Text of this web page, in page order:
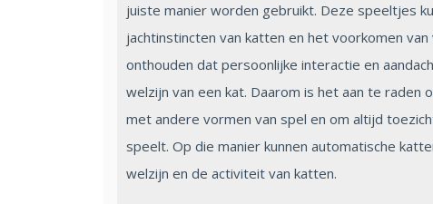
juiste manier worden gebruikt. Deze speeltjes
jachtinstincten van katten en het voorkomen
onthouden dat persoonlijke interactie en
welzijn van een kat. Daarom is het aan te
met andere vormen van spel en om altijd
speelt. Op die manier kunnen automatische
welzijn en de activiteit van katten.